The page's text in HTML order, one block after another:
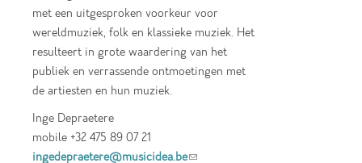
met een uitgesproken voorkeur voor
wereldmuziek, folk en klassieke muziek. Het
resulteert in grote waardering van het
publiek en verrassende ontmoetingen met
de artiesten en hun muziek.
Inge Depraetere
mobile +32 475 89 07 21
ingedepraetere@musicidea.be(link sends e-